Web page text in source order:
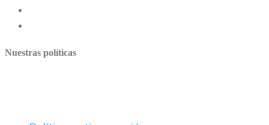
Nuestras políticas